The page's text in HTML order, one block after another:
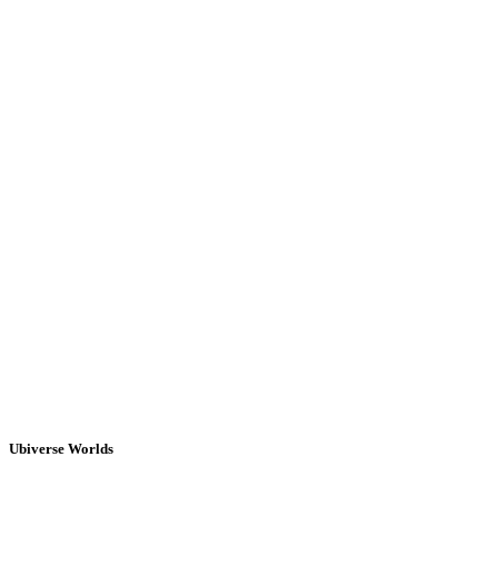
Ubiverse Worlds